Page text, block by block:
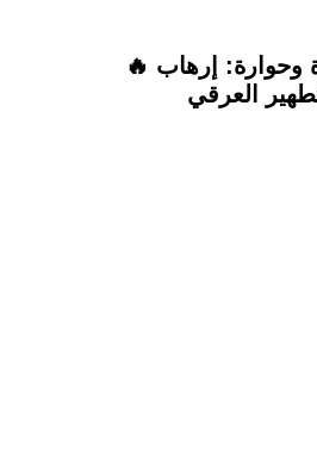
🔥 من أبو خضير إلى غزة وحوارة: إرهاب
العرقي